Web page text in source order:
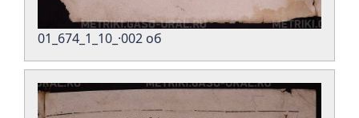
01_674_1_10_·002 об